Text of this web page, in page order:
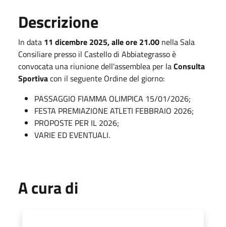
Descrizione
In data 11 dicembre 2025, alle ore 21.00 nella Sala
Consiliare presso il Castello di Abbiategrasso è
convocata una riunione dell'assemblea per laConsulta
Sportivacon il seguente Ordine del giorno:
PASSAGGIO FIAMMA OLIMPICA 15/01/2026;
FESTA PREMIAZIONE ATLETI FEBBRAIO 2026;
PROPOSTE PER IL 2026;
VARIE ED EVENTUALI.
A cura di